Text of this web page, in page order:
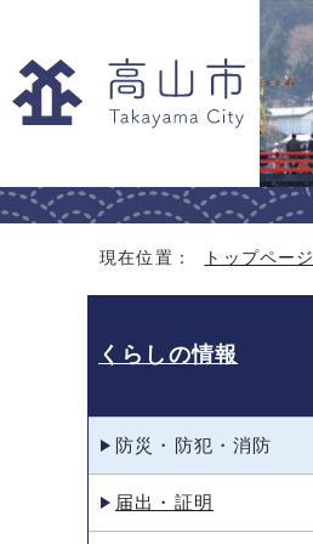
現在位置： トップページ
くらしの情報
防災・防犯・消防
届出・証明